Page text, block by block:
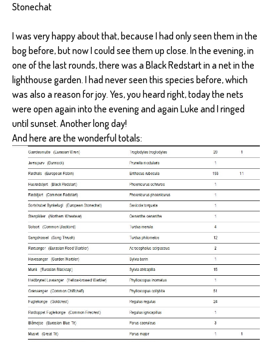
Stonechat
I was very happy about that, because I had only seen them in the
bog before, but now I could see them up close. In the evening, in
one of the last rounds, there was a Black Redstart in a net in the
lighthouse garden. I had never seen this species before, which
was also a reason for joy. Yes, you heard right, today the nets
were open again into the evening and again Luke and I ringed
until sunset. Another long day!
And here are the wonderful totals: